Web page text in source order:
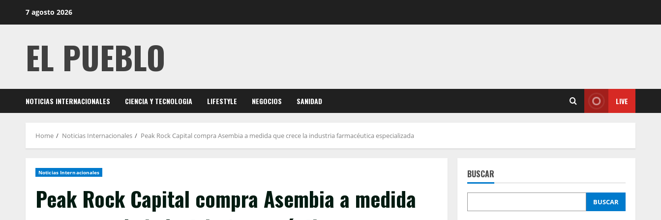
7 agosto 2026
EL PUEBLO
NOTICIAS INTERNACIONALES CIENCIA Y TECNOLOGIA LIFESTYLE NEGOCIOS SANIDAD LIVE
Home Noticias Internacionales Peak Rock Capital compra Asembia a medida que crece la industria farmacéutica especializada
Noticias Internacionales
Peak Rock Capital compra Asembia a medida
BUSCAR
BUSCAR